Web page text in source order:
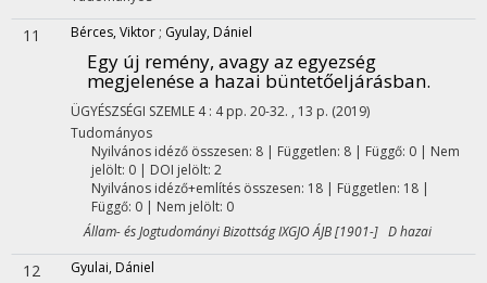
11 Bérces, Viktor ; Gyulay, Dániel
Egy új remény, avagy az egyezség
megjelenése a hazai büntetőeljárásban.
ÜGYÉSZSÉGI SZEMLE 4: 4 pp. 20-32. , 13 p. (2019)
Tudományos
Nyilvános idéző összesen: 8| Független: 8 | Függő: 0 | Nem
jelölt: 0 | DOI jelölt: 2
Nyilvános idéző+említés összesen: 18| Független: 18 |
Függő: 0 | Nem jelölt: 0
Állam- és Jogtudományi Bizottság IXGJO ÁJB [1901-] D hazai
12 Gyulai, Dániel